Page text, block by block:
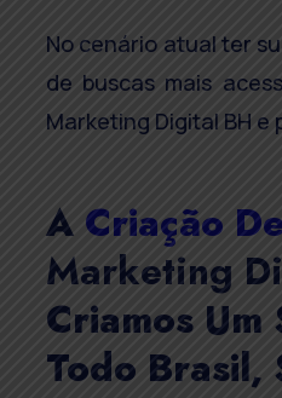
No cenário atual ter
de buscas mais
Marketing Digital BH e
A Criação
Marketing
Criamos
Todo Brasil,